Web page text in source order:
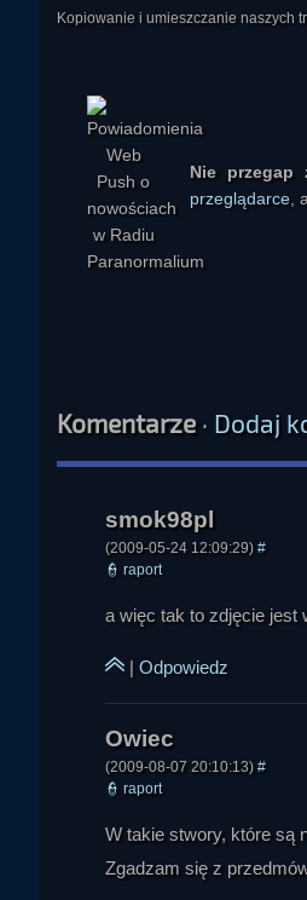
Kopiowanie i umieszczanie naszych
Nie przegap
przeglądarce
Komentarze· Dodaj
(2009-05-24 12:09:29) #
👮 raport
a więc tak to zdjęcie jest
| Odpowiedz
Owiec
(2009-08-07 20:10:13) #
👮 raport
W takie stwory, które są
Zgadzam się z